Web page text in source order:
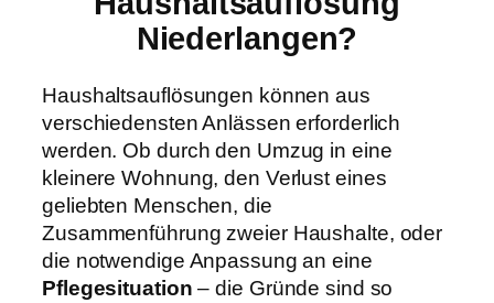
Niederlangen?
Haushaltsauflösungen können aus
verschiedensten Anlässen erforderlich
werden. Ob durch den Umzug in eine
kleinere Wohnung, den Verlust eines
geliebten Menschen, die
Zusammenführung zweier Haushalte, oder
die notwendige Anpassung an eine
Pflegesituation – die Gründe sind so